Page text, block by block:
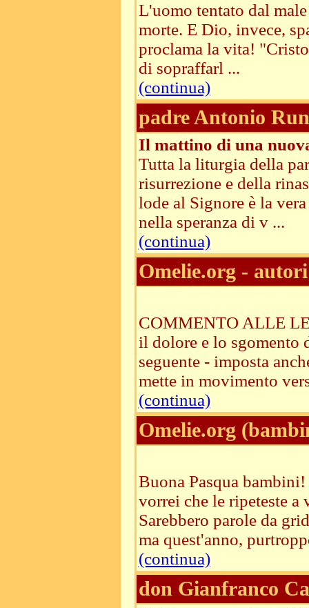
L'uomo tentato dal
morte. E Dio, invece,
proclama la vita!
di sopraffarl ...
(continua)
padre Antonio
Il mattino di una
Tutta la liturgia della
risurrezione e della
lode al Signore è la
nella speranza di v ...
(continua)
Omelie.org -
COMMENTO ALLE
il dolore e lo sgomento
seguente - imposta
mette in movimento
(continua)
Omelie.org
Buona Pasqua
vorrei che le ripeteste a
Sarebbero parole da
ma quest'anno,
(continua)
don Gianfranco